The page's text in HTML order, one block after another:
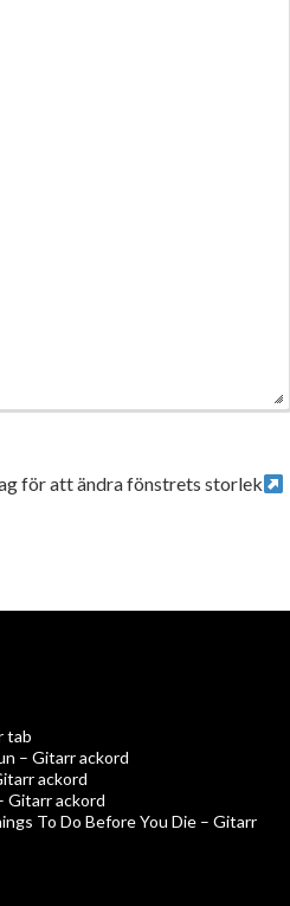
för att ändra fönstrets storlek
tab
– Gitarr ackord
ackord
Gitarr ackord
To Do Before You Die – Gitarr